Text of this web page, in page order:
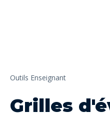
Outils Enseignant
Grilles